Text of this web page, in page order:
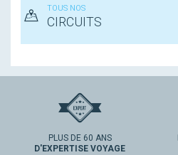
TOUS NOS
CIRCUITS
PLUS DE 60 ANS
D'EXPERTISE VOYAGE